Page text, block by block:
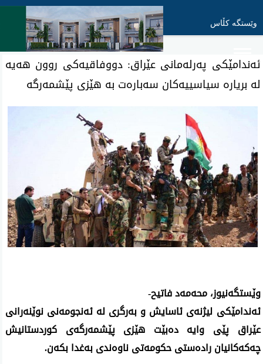
وێستگە کڵاس
ئه‌ندامێكی په‌رله‌مانی‌ عێراق: دووفاقیه‌كی روون هه‌یه‌
له‌ بریاره‌ سیاسییه‌كان سه‌باره‌ت به‌ هێزی پێشمه‌رگه‌
وێستگه‌نیوز، محه‌مه‌د فاتیح-
ئه‌ندامێكی لیژنه‌ی ئاسایش و به‌رگری له‌ ئه‌نجومه‌نی نوێنه‌رانی
عێراق پێی وایه‌ ده‌بێت هێزی پێشمه‌رگه‌ی كوردستانیش
چه‌كه‌كانیان راده‌ستی حكومه‌تی ناوه‌ندی به‌غدا بكه‌ن.